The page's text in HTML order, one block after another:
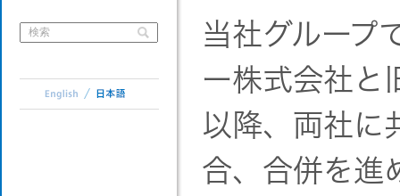
当社グループ
ー株式会社と
以降、両社に
合、合併を進